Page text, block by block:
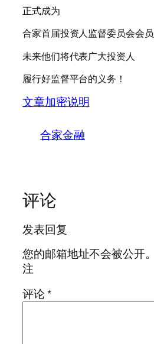
正式成为
合家首届投资人监督委员会会员
未来他们将代表广大投资人
履行好监督平台的义务！
文章加密说明
合家金融
评论
发表回复
您的邮箱地址不会被公开。
注
评论*